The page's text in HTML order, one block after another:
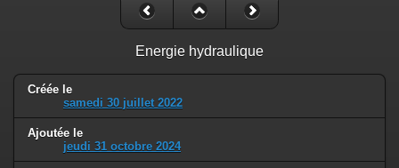
Energie hydraulique
Créée le
samedi 30 juillet 2022
Ajoutée le
jeudi 31 octobre 2024